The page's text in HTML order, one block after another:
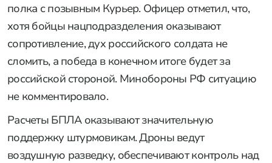
полка с позывным Курьер. Офицер отметил, что,
хотя бойцы нацподразделения оказывают
сопротивление, дух российского солдата не
сломить, а победа в конечном итоге будет за
российской стороной. Минобороны РФ ситуацию
не комментировало.
Расчеты БПЛА оказывают значительную
поддержку штурмовикам. Дроны ведут
воздушную разведку, обеспечивают контроль над